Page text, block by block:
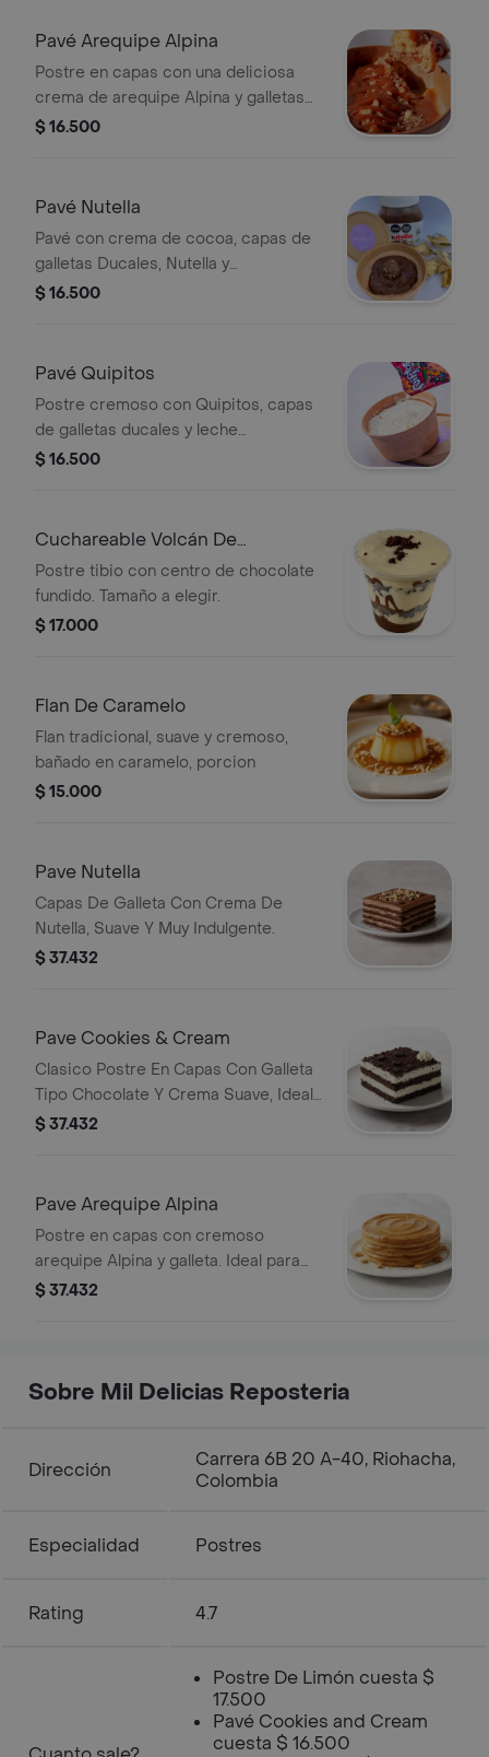
Pavé Arequipe Alpina
Postre en capas con una deliciosa
crema de arequipe Alpina y galletas
ducales, perfecto para los amantes
$ 16.500
Pavé Nutella
Pavé con crema de cocoa, capas de
galletas Ducales, Nutella y
Chocohappy. Tamaño a elegir.
$ 16.500
Pavé Quipitos
Postre cremoso con Quipitos, capas
de galletas ducales y leche
condensada, ideal para compartir.
$ 16.500
Cuchareable Volcán De
Chocolate
Postre tibio con centro de chocolate
fundido. Tamaño a elegir.
$ 17.000
Flan De Caramelo
Flan tradicional, suave y cremoso,
bañado en caramelo, porcion
$ 15.000
Pave Nutella
Capas De Galleta Con Crema De
Nutella, Suave Y Muy Indulgente.
$ 37.432
Pave Cookies & Cream
Clasico Postre En Capas Con Galleta
Tipo Chocolate Y Crema Suave, Ideal
Para Los Amantes De Lo Dulce.
$ 37.432
Pave Arequipe Alpina
Postre en capas con cremoso
arequipe Alpina y galleta. Ideal para
los amantes del dulce tradicional.
$ 37.432
Sobre Mil Delicias Reposteria
Dirección
Carrera 6B 20 A-40, Riohacha,
Colombia
Especialidad Postres
Rating 4.7
Postre De Limón cuesta $
17.500
Pavé Cookies and Cream
cuesta $ 16.500